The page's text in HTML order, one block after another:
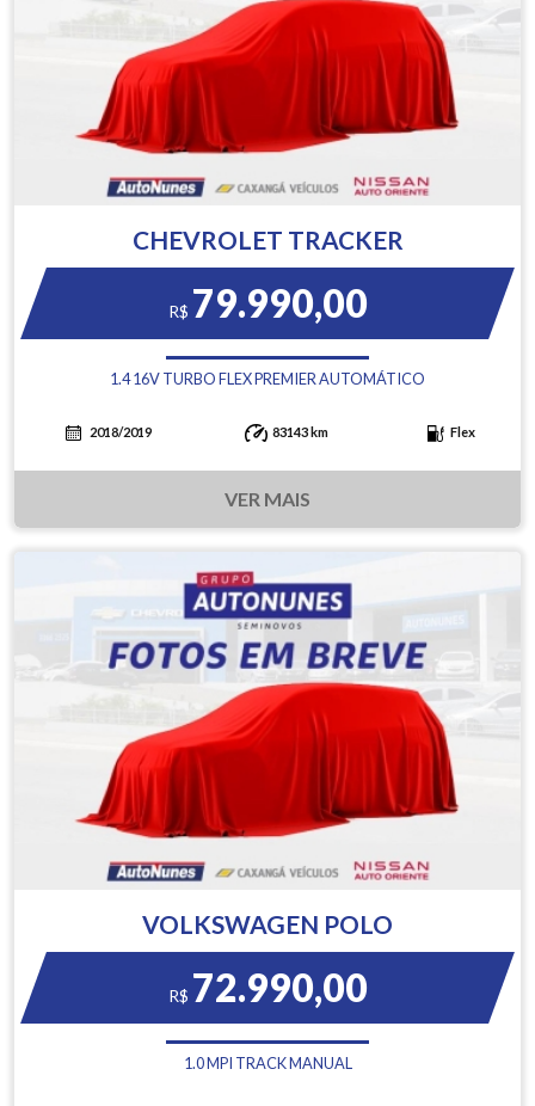
CHEVROLET TRACKER
R$ 79.990,00
1.4 16V TURBO FLEX PREMIER AUTOMÁTICO
2018/2019 83143 km Flex
VER MAIS
VOLKSWAGEN POLO
R$ 72.990,00
1.0 MPI TRACK MANUAL